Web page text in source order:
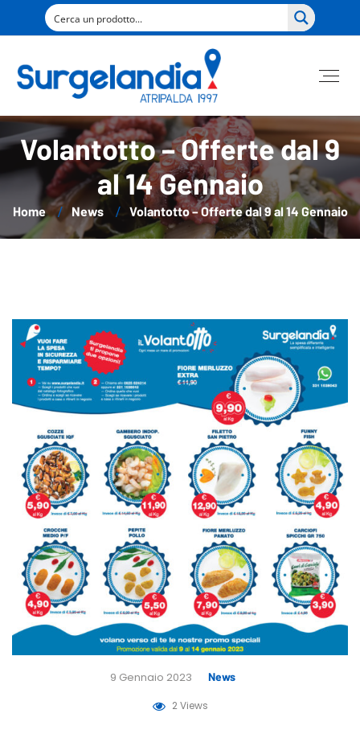
Volantotto – Offerte dal 9
al 14 Gennaio
Home News Volantotto – Offerte dal 9 al 14 Gennaio
9 Gennaio 2023 News
2 Views